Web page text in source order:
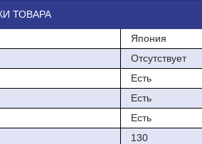
ТОВАРА
Япония
Отсутствует
Есть
Есть
Есть
130